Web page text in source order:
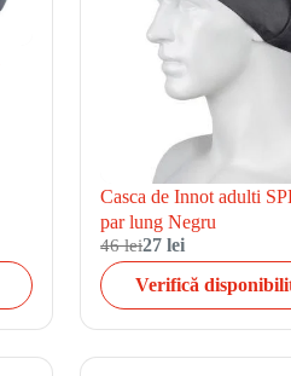
Casca de Innot adulti
par lung Negru
46 lei27 lei
Verifică